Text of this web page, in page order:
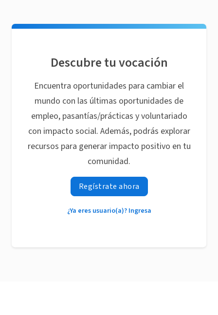
Descubre tu vocación
Encuentra oportunidades para cambiar el
mundo con las últimas oportunidades de
empleo, pasantías/prácticas y voluntariado
con impacto social. Además, podrás explorar
recursos para generar impacto positivo en tu
comunidad.
Regístrate ahora
¿Ya eres usuario(a)? Ingresa